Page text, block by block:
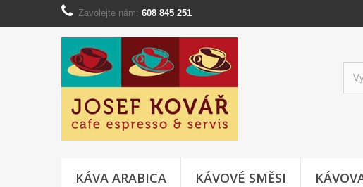
Zavolejte nám: 608 845 251
KÁVA ARABICA KÁVOVÉ SMĚSI